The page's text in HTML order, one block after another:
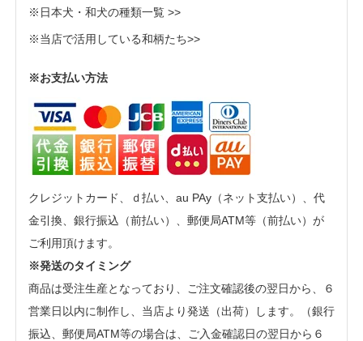
※日本犬・和犬の種類一覧 >>
※当店で活用している和柄たち>>
※お支払い方法
クレジットカード、ｄ払い、au PAy（ネット支払い）、代
金引換、銀行振込（前払い）、郵便局ATM等（前払い）が
ご利用頂けます。
※発送のタイミング
商品は受注生産となっており、ご注文確認後の翌日から、６
営業日以内に制作し、当店より発送（出荷）します。（銀行
振込、郵便局ATM等の場合は、ご入金確認日の翌日から６